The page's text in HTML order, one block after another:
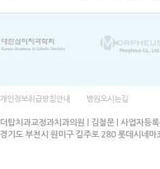
개인정보취급방침안내 병원오시는길
더탑치과교정과치과의원 | 김철문 | 사업자
경기도 부천시 원미구 길주로 280 롯데시네마